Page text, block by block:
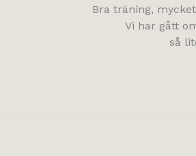
Bra träning,
Vi har gått
så